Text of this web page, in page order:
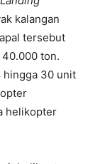
kalangan
tersebut
ton.
hingga 30 unit
helikopter